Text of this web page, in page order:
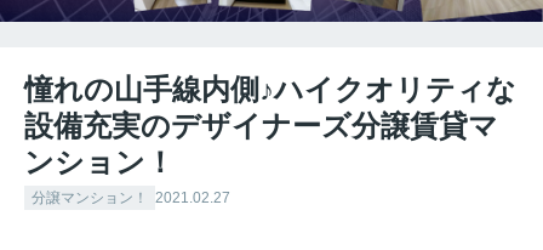
憧れの山手線内側♪ハイクオリティな
設備充実のデザイナーズ分譲賃貸マ
ンション！
分譲マンション！ 2021.02.27